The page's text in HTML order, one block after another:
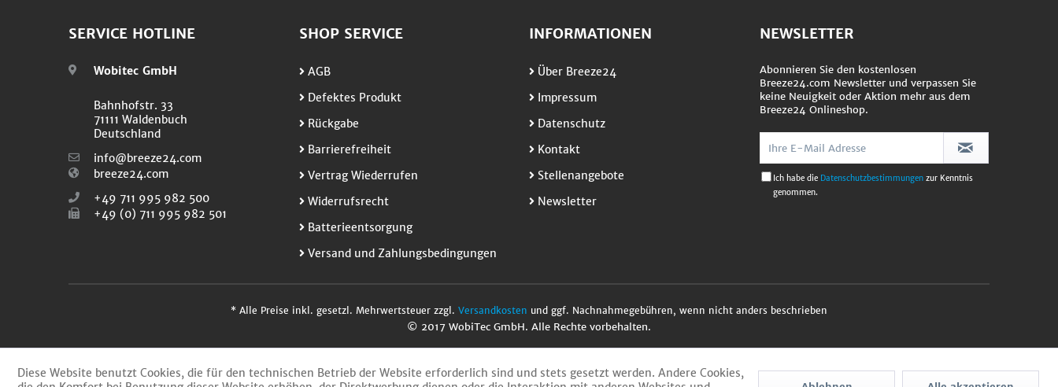
SERVICE HOTLINE
Wobitec GmbH
Bahnhofstr. 33
71111 Waldenbuch
Deutschland
info@breeze24.com
breeze24.com
+49 711 995 982 500
+49 (0) 711 995 982 501
SHOP SERVICE
AGB
Defektes Produkt
Rückgabe
Barrierefreiheit
Vertrag Wiederrufen
Widerrufsrecht
Batterieentsorgung
Versand und Zahlungsbedingungen
INFORMATIONEN
Über Breeze24
Impressum
Datenschutz
Kontakt
Stellenangebote
Newsletter
NEWSLETTER
Abonnieren Sie den kostenlosen
Breeze24.com Newsletter und verpassen Sie
keine Neuigkeit oder Aktion mehr aus dem
Breeze24 Onlineshop.
Ich habe die Datenschutzbestimmungen zur Kenntnis
genommen.
* Alle Preise inkl. gesetzl. Mehrwertsteuer zzgl. Versandkosten und ggf. Nachnahmegebühren, wenn nicht anders beschrieben
© 2017 WobiTec GmbH. Alle Rechte vorbehalten.
Diese Website benutzt Cookies, die für den technischen Betrieb der Website erforderlich sind und stets gesetzt werden. Andere Cookies,